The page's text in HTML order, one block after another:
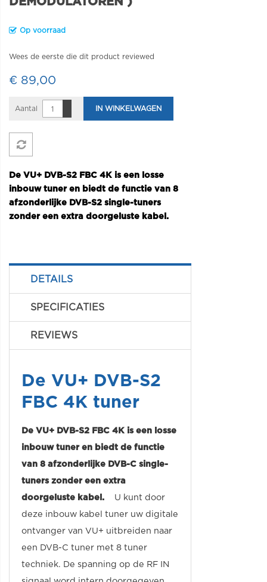
Op voorraad
Wees de eerste die dit product reviewed
€ 89,00
Aantal IN WINKELWAGEN
De VU+ DVB-S2 FBC 4K is een losse
inbouw tuner en biedt de functie van 8
afzonderlijke DVB-S2 single-tuners
zonder een extra doorgeluste kabel.
DETAILS
SPECIFICATIES
REVIEWS
De VU+ DVB-S2
FBC 4K tuner
De VU+ DVB-S2 FBC 4K is een losse
inbouw tuner en biedt de functie
van 8 afzonderlijke DVB-C single-
tuners zonder een extra
doorgeluste kabel. U kunt door
deze inbouw kabel tuner uw digitale
ontvanger van VU+ uitbreiden naar
een DVB-C tuner met 8 tuner
techniek. De spanning op de RF IN